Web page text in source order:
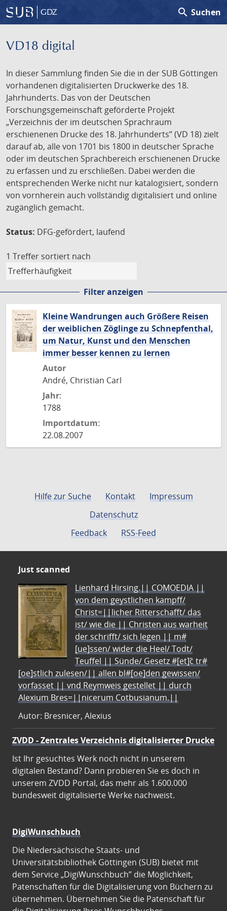
GDZ search Suchen
VD18 digital
In dieser Sammlung finden Sie die in der SUB Göttingen
vorhandenen digitalisierten Druckwerke des 18.
Jahrhunderts. Das von der Deutschen
Forschungsgemeinschaft geförderte Projekt
„Verzeichnis der im deutschen Sprachraum
erschienenen Drucke des 18. Jahrhunderts” (VD 18) zielt
darauf ab, alle von 1701 bis 1800 in deutscher Sprache
oder im deutschen Sprachbereich erschienenen Drucke
zu erfassen und zu erschließen. Dabei werden die
entsprechenden Werke nicht nur katalogisiert, sondern
von vornherein auch vollständig digitalisiert und online
zugänglich gemacht.
Status: DFG-gefördert, laufend
1 Treffer sortiert nach
Filter anzeigen
Kleine Wandrungen auch Größere Reisen
der weiblichen Zöglinge zu Schnepfenthal,
um Natur, Kunst und den Menschen
immer besser kennen zu lernen
Autor
André, Christian Carl
Jahr:
1788
Importdatum:
22.08.2007
Hilfe zur Suche Kontakt
Impressum
Datenschutz
Feedback
RSS-Feed
Just scanned
Lienhard Hirsing.|| COMOEDIA ||
von dem geystlichen kampff/
Christ=||licher Ritterschafft/ das
ist/ wie die || Christen aus warheit
der schrifft/ sich legen || m#
[ue]ssen/ wider die Heel/ Todt/
Teuffel || Sünde/ Gesetz #[et]c̃ tr#
[oe]stlich zulesen/|| allen bl#[oe]den gewissen/
vorfasset || vnd Reymweis gestellet || durch
Alexium Bres=||nicerum Cotbusianum.||
Autor: Bresnicer, Alexius
ZVDD - Zentrales Verzeichnis digitalisierter Drucke
Ist Ihr gesuchtes Werk noch nicht in unserem
digitalen Bestand? Dann probieren Sie es doch in
unserem ZVDD Portal, das mehr als 1.600.000
bundesweit digitalisierte Werke nachweist.
DigiWunschbuch
Die Niedersächsische Staats- und
Universitätsbibliothek Göttingen (SUB) bietet mit
dem Service „DigiWunschbuch” die Möglichkeit,
Patenschaften für die Digitalisierung von Büchern zu
übernehmen. Übernehmen Sie die Patenschaft für